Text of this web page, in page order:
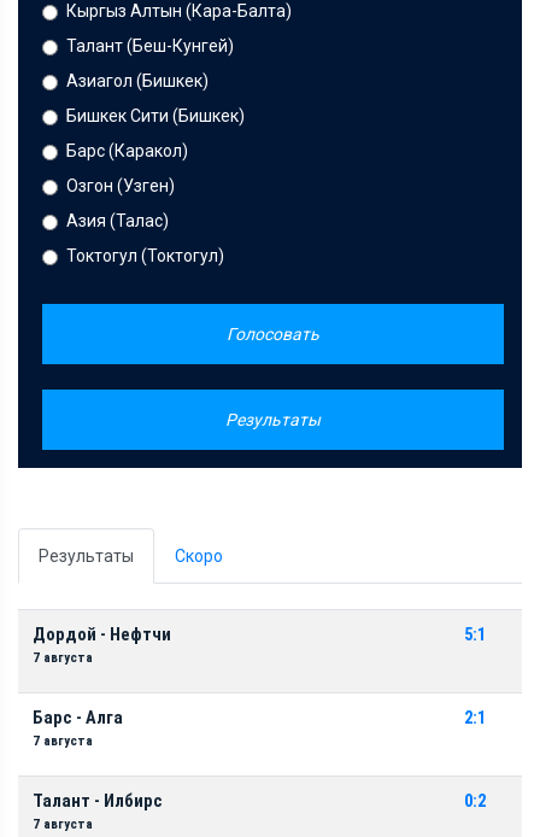
Кыргыз Алтын (Кара-Балта)
Талант (Беш-Кунгей)
Азиагол (Бишкек)
Бишкек Сити (Бишкек)
Барс (Каракол)
Озгон (Узген)
Азия (Талас)
Токтогул (Токтогул)
Голосовать
Результаты
Результаты Скоро
Дордой - Нефтчи
7 августа
5:1
Барс - Алга
7 августа
2:1
Талант - Илбирс
7 августа
0:2